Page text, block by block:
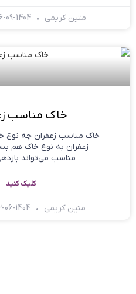
متین کریمی 1404-09-06
خاک مناسب
خاک مناسب زعفران چه نوع
زعفران به نوع خاک هم
مناسب می‌تواند
کلیک کنید
متین کریمی